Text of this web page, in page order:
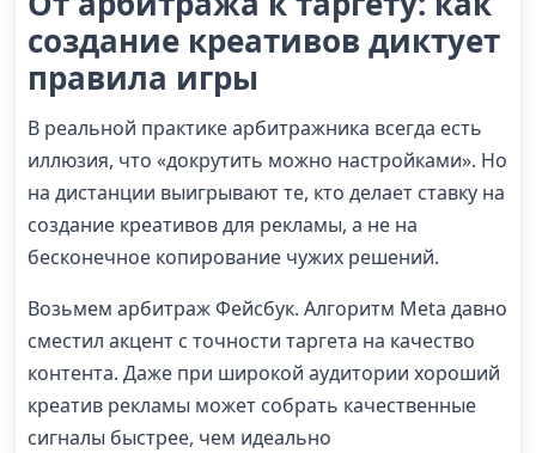
создание креативов диктует
правила игры
В реальной практике арбитражника всегда есть
иллюзия, что «докрутить можно настройками». Но
на дистанции выигрывают те, кто делает ставку на
создание креативов для рекламы, а не на
бесконечное копирование чужих решений.
Возьмем арбитраж Фейсбук. Алгоритм Meta давно
сместил акцент с точности таргета на качество
контента. Даже при широкой аудитории хороший
креатив рекламы может собрать качественные
сигналы быстрее, чем идеально